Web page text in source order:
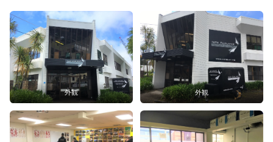
外観 外観